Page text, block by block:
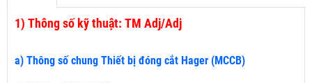
1) Thông số kỹ thuật: TM Adj/Adj
a) Thông số chung Thiết bị đóng cắt Hager (MCCB)